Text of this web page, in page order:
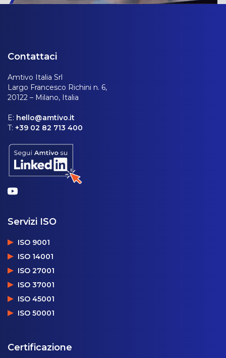
Contattaci
Amtivo Italia Srl
Largo Francesco Richini n. 6,
20122 – Milano, Italia
E: hello@amtivo.it
T: +39 02 82 713 400
Servizi ISO
ISO 9001
ISO 14001
ISO 27001
ISO 37001
ISO 45001
ISO 50001
Certificazione